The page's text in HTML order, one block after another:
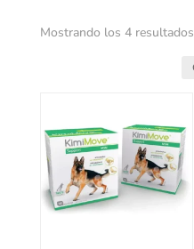
Mostrando los 4 resultados